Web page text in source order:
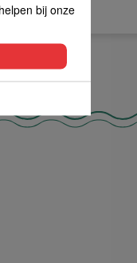
bij onze